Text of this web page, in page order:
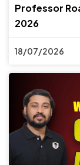
Professor
2026
18/07/2026